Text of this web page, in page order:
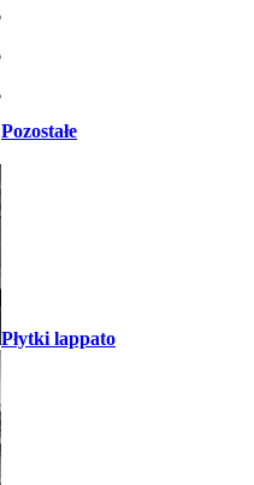
Pozostałe
Płytki lappato